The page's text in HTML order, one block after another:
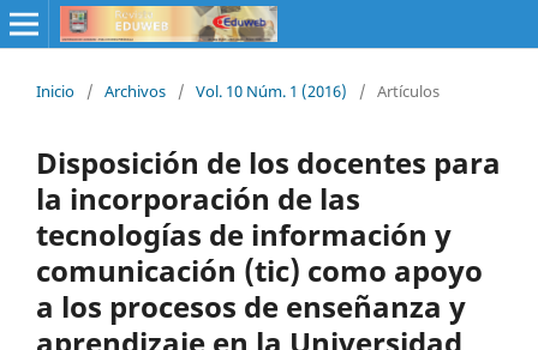
Inicio / Archivos / Vol. 10 Núm. 1 (2016) / Artículos
Disposición de los docentes para
la incorporación de las
tecnologías de información y
comunicación (tic) como apoyo
a los procesos de enseñanza y